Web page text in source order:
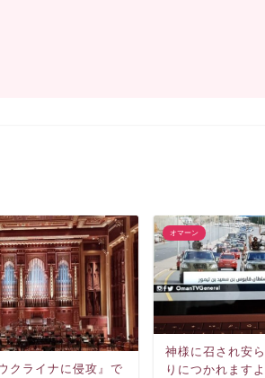
クライナに侵攻』で
オマーン
神様に召され安
りにつかれます